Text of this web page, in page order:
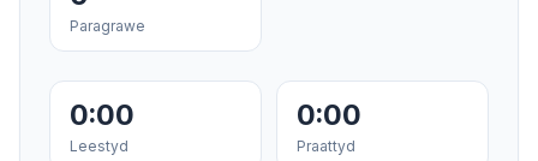
Paragrawe
0:00
Leestyd
0:00
Praattyd